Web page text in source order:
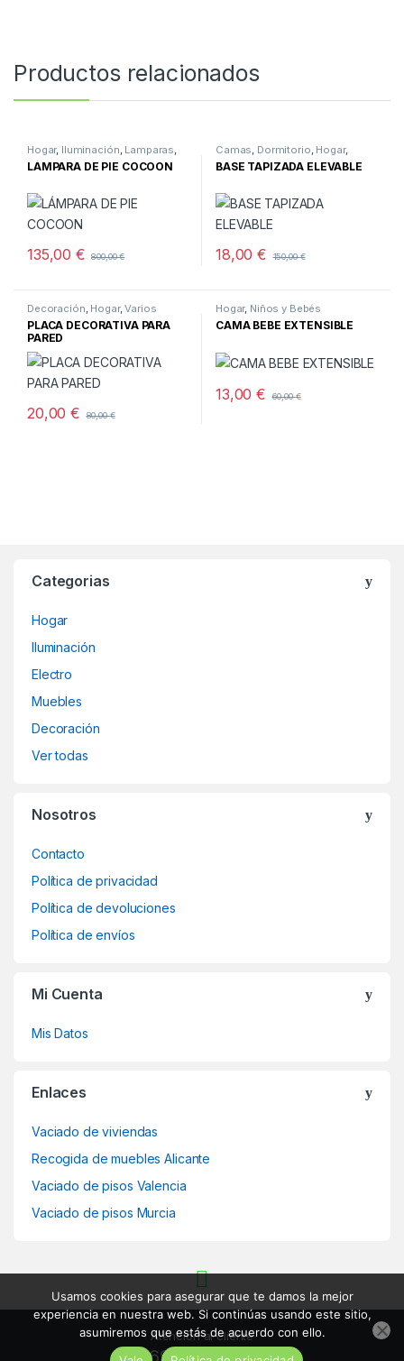
Productos relacionados
Hogar, Iluminación, Lamparas,
Pie
LÁMPARA DE PIE COCOON
135,00€ 800,00€
Camas, Dormitorio, Hogar,
Muebles
BASE TAPIZADA ELEVABLE
18,00€ 150,00€
Decoración Hogar,Varios
PLACA DECORATIVA PARA
PARED
20,00€ 80,00€
Hogar, Niños y Bebés
CAMA BEBE EXTENSIBLE
13,00€ 60,00€
Categorias
Hogar
Iluminación
Electro
Muebles
Decoración
Ver todas
Nosotros
Contacto
Política de privacidad
Política de devoluciones
Política de envíos
Mi Cuenta
Mis Datos
Enlaces
Vaciado de viviendas
Recogida de muebles Alicante
Vaciado de pisos Valencia
Vaciado de pisos Murcia
Atención al cliente
Usamos cookies para asegurar que te damos la mejor
experiencia en nuestra web. Si continúas usando este sitio,
asumiremos que estás de acuerdo con ello.